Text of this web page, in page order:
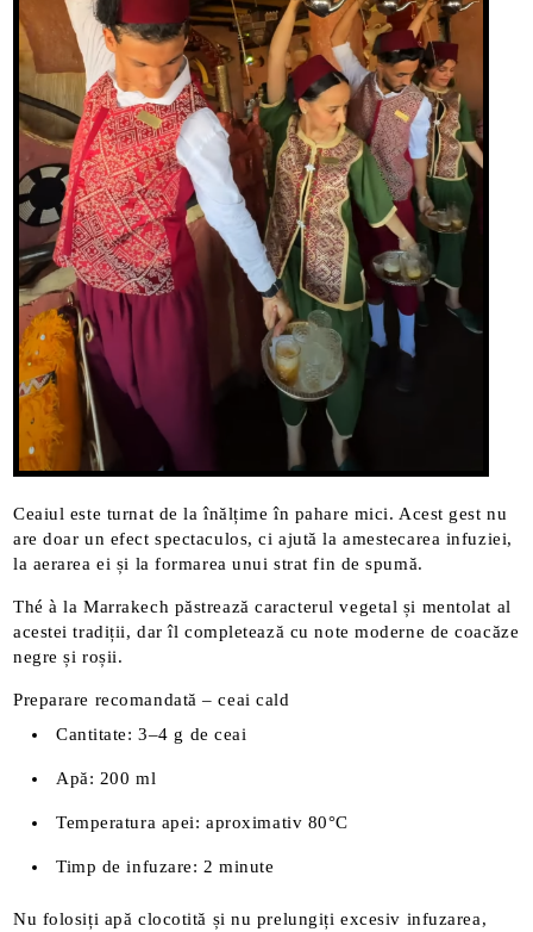
Ceaiul este turnat de la înălțime în pahare mici. Acest gest nu
are doar un efect spectaculos, ci ajută la amestecarea infuziei,
la aerarea ei și la formarea unui strat fin de spumă.
Thé à la Marrakech păstrează caracterul vegetal și mentolat al
acestei tradiții, dar îl completează cu note moderne de coacăze
negre și roșii.
Preparare recomandată – ceai cald
Cantitate: 3–4 g de ceai
Apă: 200 ml
Temperatura apei: aproximativ 80°C
Timp de infuzare: 2 minute
Nu folosiți apă clocotită și nu prelungiți excesiv infuzarea,